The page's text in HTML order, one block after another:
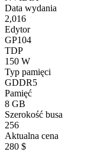
Data wydania
2,016
Edytor
GP104
TDP
150 W
Typ pamięci
GDDR5
Pamięć
8 GB
Szerokość busa
256
Aktualna cena
280 $